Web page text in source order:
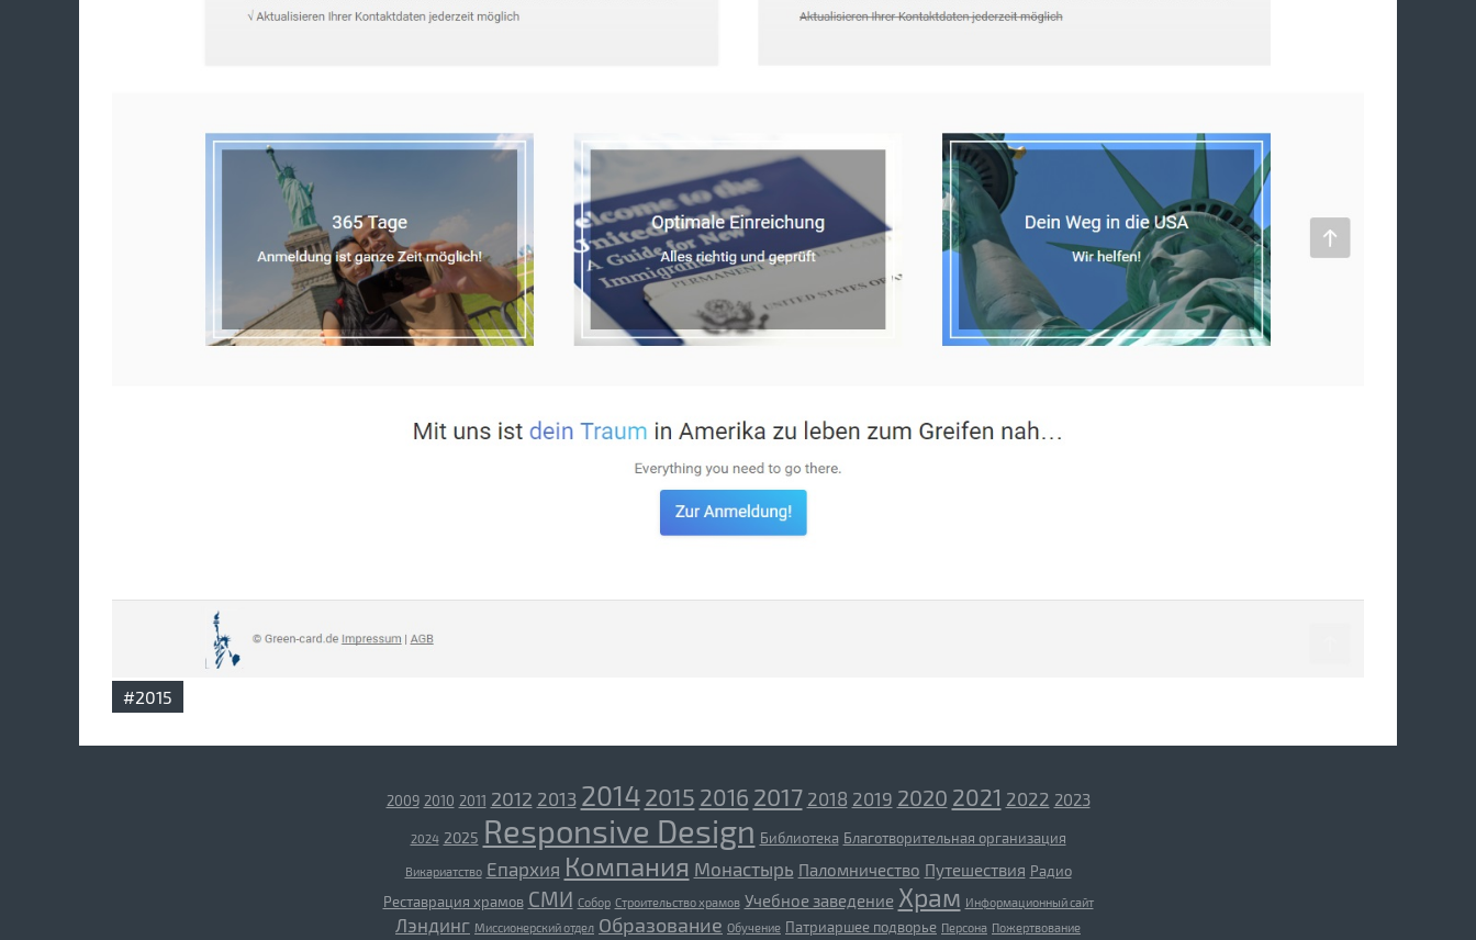
#2015
2009 2010 2011 2012 2013 2014 2015 2016 2017 2018 2019 2020 2021 2022 2023
2024 2025 Responsive Design Библиотека Благотворительная организация
Викариатство Епархия Компания Монастырь Паломничество Путешествия Радио
Реставрация храмов СМИ Собор Строительство храмов Учебное заведение Храм Информационный сайт
Лэндинг Миссионерский отдел Образование Обучение Патриаршее подворье Персона Пожертвование